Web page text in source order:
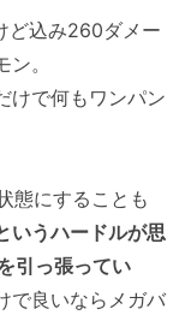
ど込み260ダメー
。
けで何もワンパン
態にすることも
いうハードルが思
引っ張ってい
で良いならメガバ